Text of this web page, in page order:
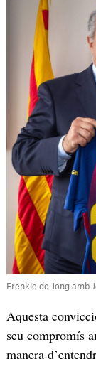
Frenkie de Jong amb
Aquesta
seu compromís
manera